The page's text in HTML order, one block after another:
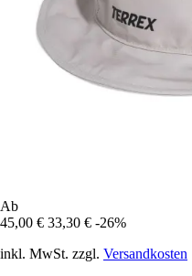
Ab
45,00 € 33,30 € -26%
inkl. MwSt. zzgl. Versandkosten